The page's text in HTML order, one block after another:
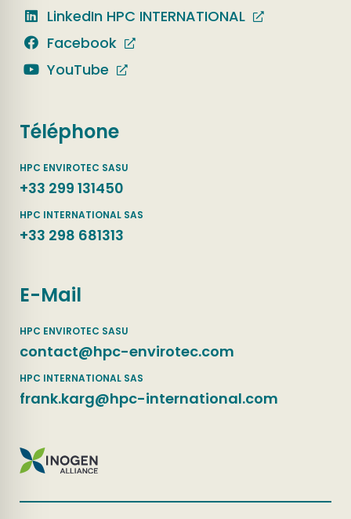
LinkedIn HPC INTERNATIONAL
Facebook
YouTube
Téléphone
+33 299 131450
+33 298 681313
E-Mail
contact@hpc-envirotec.com
frank.karg@hpc-international.com